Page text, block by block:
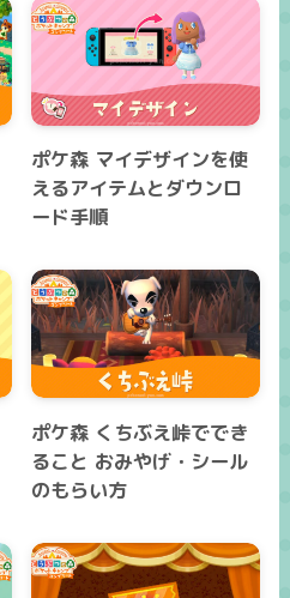
ポケ森 マイデザインを使
えるアイテムとダウンロ
ード手順
ポケ森 くちぶえ峠ででき
ること おみやげ・シール
のもらい方